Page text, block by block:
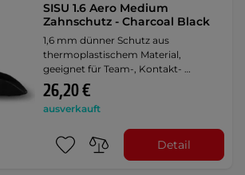
SISU 1.6 Aero Medium
Zahnschutz - Charcoal Black
1,6 mm dünner Schutz aus
thermoplastischem Material,
geeignet für Team-, Kontakt- …
26,20 €
ausverkauft
Detail